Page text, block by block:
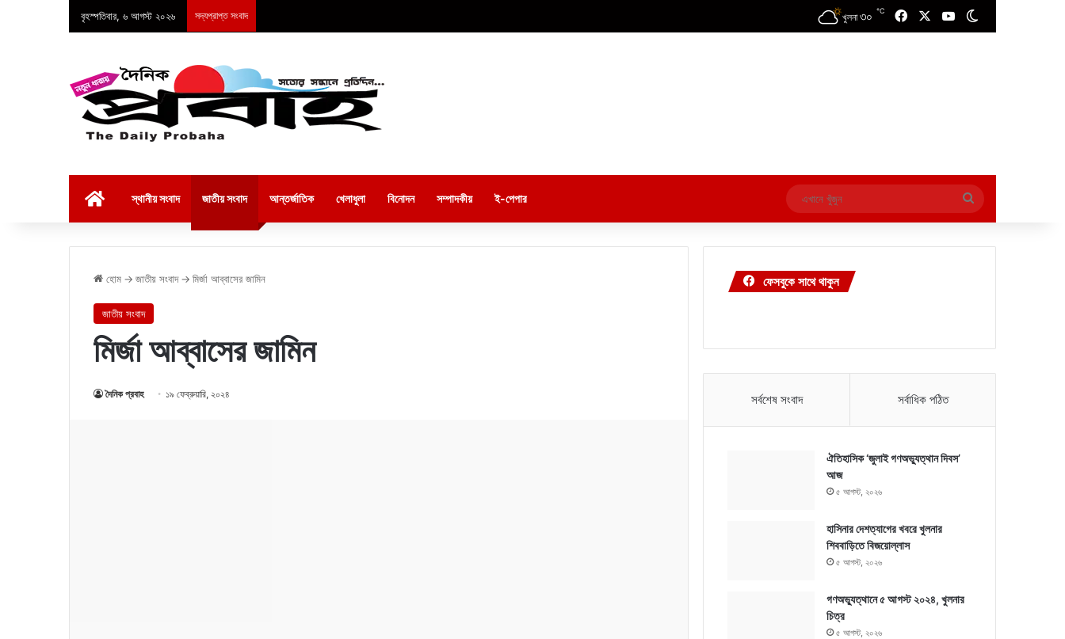
বৃহস্পতিবার, ৬ আগস্ট ২০২৬ সদ্যপ্রাপ্ত সংবাদ খুলনা ৩০ ℃ FacebookYouTube
স্থানীয় সংবাদ জাতীয় সংবাদ আন্তর্জাতিক খেলাধুলা বিনোদন সম্পাদকীয় ই-পেপার
এখানে
খুঁজুন
হোম → জাতীয় সংবাদ → মির্জা আব্বাসের জামিন
জাতীয় সংবাদ
মির্জা আব্বাসের জামিন
দৈনিক প্রবাহ ১৯ ফেব্রুয়ারি, ২০২৪
ফেসবুকে সাথে থাকুন
সর্বশেষ সংবাদ সর্বাধিক পঠিত
ঐতিহাসিক ‘জুলাই গণঅভ্যুত্থান দিবস’
আজ
৫ আগস্ট, ২০২৬
হাসিনার দেশত্যাগের খবরে খুলনার
শিববাড়িতে বিজয়োল্লাস
৫ আগস্ট, ২০২৬
গণঅভ্যুত্থানে ৫ আগস্ট ২০২৪, খুলনার
চিত্র
৫ আগস্ট, ২০২৬